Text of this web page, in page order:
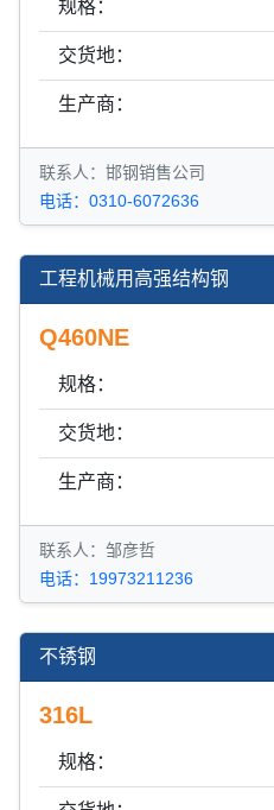
规格：
交货地：
生产商：
联系人：邯钢销售公司
电话：0310-6072636
工程机械用高强结构钢
Q460NE
规格：
交货地：
生产商：
联系人：邹彦哲
电话：19973211236
不锈钢
316L
规格：